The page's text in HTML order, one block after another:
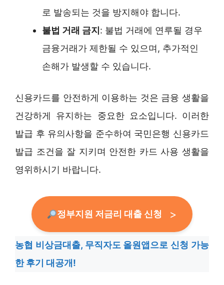
로 발송되는 것을 방지해야 합니다.
불법 거래 금지: 불법 거래에 연루될 경우
금융거래가 제한될 수 있으며, 추가적인
손해가 발생할 수 있습니다.
신용카드를 안전하게 이용하는 것은 금융 생활을
건강하게 유지하는 중요한 요소입니다. 이러한
발급 후 유의사항을 준수하여 국민은행 신용카드
발급 조건을 잘 지키며 안전한 카드 사용 생활을
영위하시기 바랍니다.
정부지원 저금리 대출 신청
농협 비상금대출, 무직자도 올원앱으로 신청 가능
한 후기 대공개!